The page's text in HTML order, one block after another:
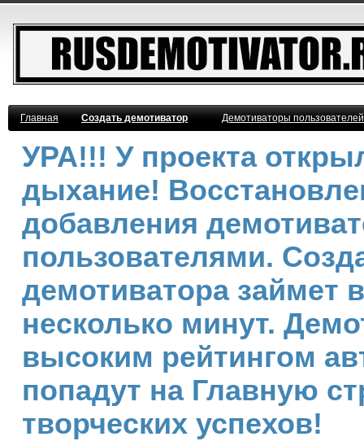
Главная Создать демотиватор Демотиваторы
УРА!!! У проекта
дыхание!
добавления
пользователями.
демотиватора займет
несколько минут.
высоким рейтингом
попадут на Главную
творческих успехов!